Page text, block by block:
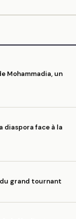
Mohammadia, un
diaspora face à la
du grand tournant